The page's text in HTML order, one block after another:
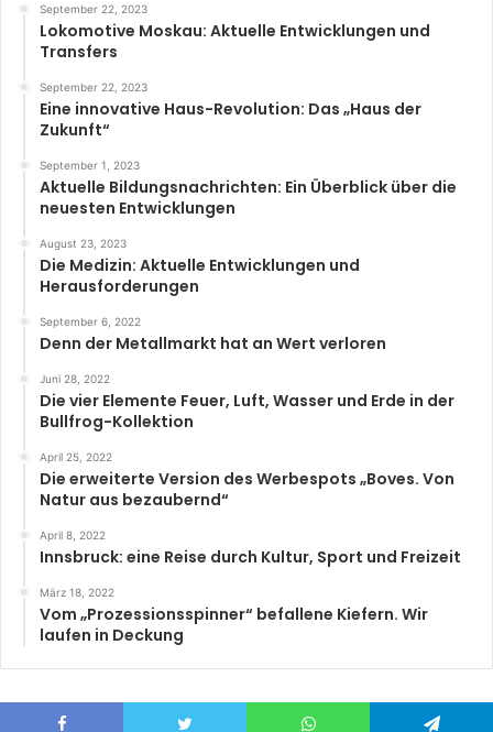
September 22, 2023
Lokomotive Moskau: Aktuelle Entwicklungen und
Transfers
September 22, 2023
Eine innovative Haus-Revolution: Das „Haus der
Zukunft“
September 1, 2023
Aktuelle Bildungsnachrichten: Ein Überblick über die
neuesten Entwicklungen
August 23, 2023
Die Medizin: Aktuelle Entwicklungen und
Herausforderungen
September 6, 2022
Denn der Metallmarkt hat an Wert verloren
Juni 28, 2022
Die vier Elemente Feuer, Luft, Wasser und Erde in der
Bullfrog-Kollektion
April 25, 2022
Die erweiterte Version des Werbespots „Boves. Von
Natur aus bezaubernd“
April 8, 2022
Innsbruck: eine Reise durch Kultur, Sport und Freizeit
März 18, 2022
Vom „Prozessionsspinner“ befallene Kiefern. Wir
laufen in Deckung